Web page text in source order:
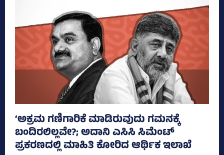
‘ಅಕ್ರಮ ಗಣಿಗಾರಿಕೆ ಮಾಡಿರುವುದು ಗಮನಕ್ಕೆ
ಬಂದಿರಲಿಲ್ಲವೇ?; ಅದಾನಿ ಎಸಿಸಿ ಸಿಮೆಂಟ್
ಪ್ರಕರಣದಲ್ಲಿ ಮಾಹಿತಿ ಕೋರಿದ ಆರ್ಥಿಕ ಇಲಾಖೆ